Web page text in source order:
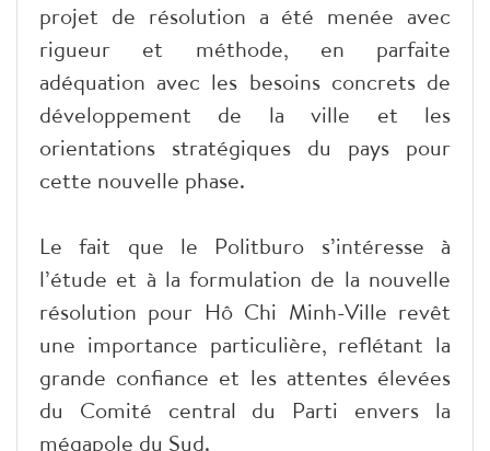
projet de résolution a été menée avec
rigueur et méthode, en parfaite
adéquation avec les besoins concrets de
développement de la ville et les
orientations stratégiques du pays pour
cette nouvelle phase.
Le fait que le Politburo s’intéresse à
l’étude et à la formulation de la nouvelle
résolution pour Hô Chi Minh-Ville revêt
une importance particulière, reflétant la
grande confiance et les attentes élevées
du Comité central du Parti envers la
mégapole du Sud.